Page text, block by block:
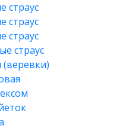
страус
страус
страус
страус
(веревки)